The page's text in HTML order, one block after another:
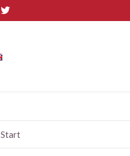
Start